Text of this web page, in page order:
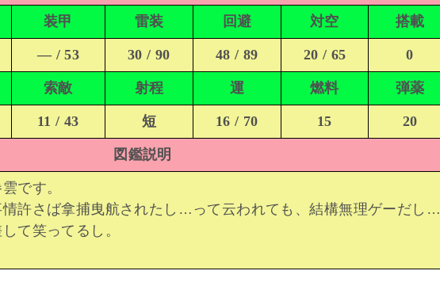
装甲 雷装 回避 対空 搭載
— / 53 30 / 90 48 / 89 20 / 65 0
索敵 射程 運 燃料 弾薬
11 / 43 短 16 / 70 15 20
図鑑説明
です。
情許さば拿捕曳航されたし…って云われても、結構無理ゲーだし…
て笑ってるし。